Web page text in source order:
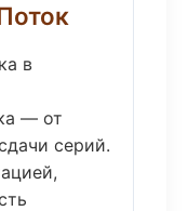
в
— от
серий.